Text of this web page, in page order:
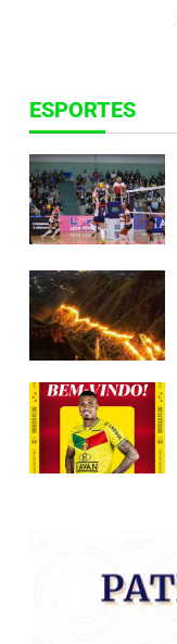
ESPORTES